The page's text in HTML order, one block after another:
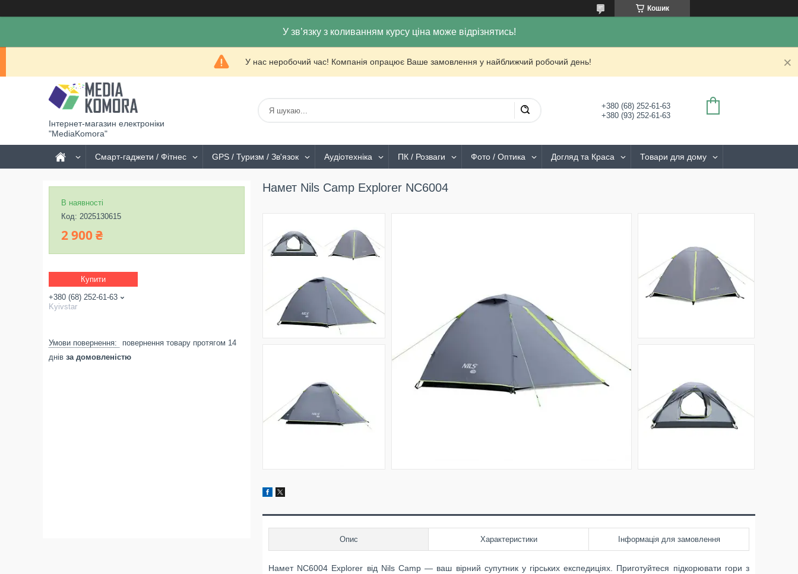
Кошик
У зв’язку з коливанням курсу ціна може відрізнятись!
У нас неробочий час! Компанія опрацює Ваше замовлення у найближчий робочий день!
Інтернет-магазин електроніки
"MediaKomora"
+380 (68) 252-61-63
+380 (93) 252-61-63
Смарт-гаджети / Фітнес GPS / Туризм / Зв'язок Аудіотехніка ПК / Розваги Фото / Оптика Догляд та Краса Товари для дому
Намет Nils Camp Explorer NC6004
Опис Характеристики Інформація для замовлення
Намет NC6004 Explorer від Nils Camp — ваш вірний супутник у гірських експедиціях. Приготуйтеся підкорювати гори з
В наявності
Код: 2025130615
2 900 ₴
Купити
+380 (68) 252-61-63
Kyivstar
повернення товару протягом 14
днів за домовленістю